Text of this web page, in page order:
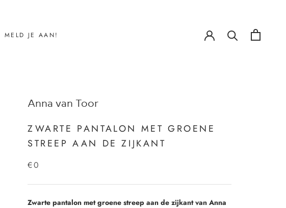
MELD JE AAN!
Anna van Toor
ZWARTE PANTALON MET GROENE
STREEP AAN DE ZIJKANT
€0
Zwarte pantalon met groene streep aan de zijkant van Anna